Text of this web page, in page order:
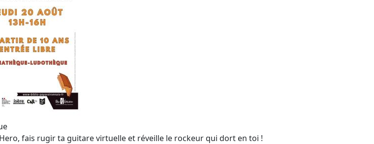
fais rugir ta guitare virtuelle et réveille le rockeur qui dort en toi !